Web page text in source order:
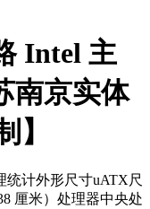
Intel 主
南京实体
】
统计外形尺寸uATX尺
厘米）处理器中央处